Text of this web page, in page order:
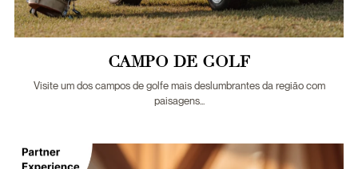
CAMPO DE GOLF
Visite um dos campos de golfe mais deslumbrantes da região com
paisagens...